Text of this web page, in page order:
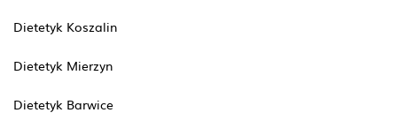
Dietetyk Koszalin
Dietetyk Mierzyn
Dietetyk Barwice